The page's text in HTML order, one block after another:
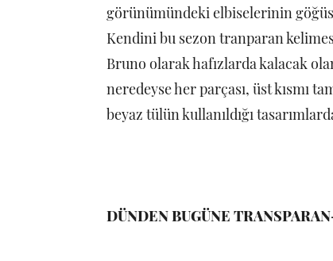
görünümündeki elbiselerinin
Kendini bu sezon tranparan
Bruno olarak hafızlarda kalacak
neredeyse her parçası, üst kısmı
beyaz tülün kullanıldığı
DÜNDEN BUGÜNE